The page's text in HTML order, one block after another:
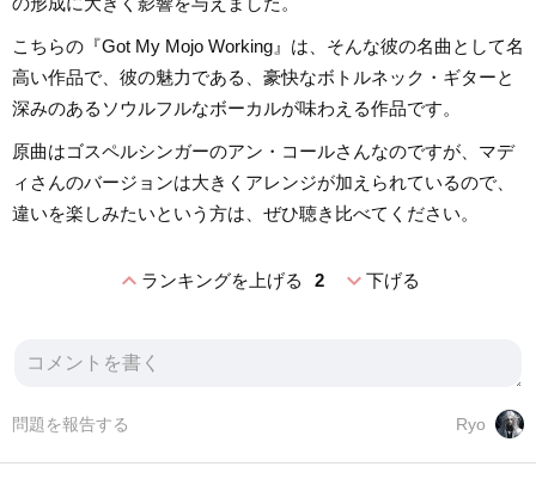
こちらの『Got My Mojo Working』は、そんな彼の名曲として名
高い作品で、彼の魅力である、豪快なボトルネック・ギターと
深みのあるソウルフルなボーカルが味わえる作品です。
原曲はゴスペルシンガーのアン・コールさんなのですが、マデ
ィさんのバージョンは大きくアレンジが加えられているので、
違いを楽しみたいという方は、ぜひ聴き比べてください。
expand_lessランキングを上げる 2 expand_more下げる
Ryo
問題を報告する